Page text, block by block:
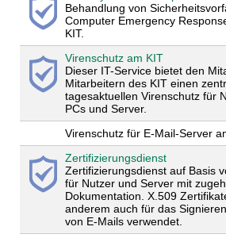
Behandlung von
Computer Emergency
KIT.
Virenschutz am KIT
Dieser IT-Service bietet den
Mitarbeitern des KIT einen
tagesaktuellen Virenschutz für
PCs und Server.
Virenschutz für E-Mail-Server
Zertifizierungsdienst
Zertifizierungsdienst auf Basis
für Nutzer und Server mit
Dokumentation. X.509
anderem auch für das
von E-Mails verwendet.